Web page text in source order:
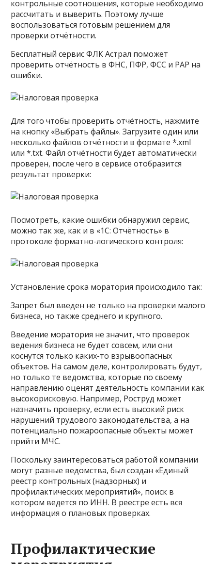
контрольные соотношения, которые необходимо
рассчитать и выверить. Поэтому лучше
воспользоваться готовым решением для
проверки отчётности.
Бесплатный сервис ФЛК Астрал поможет
проверить отчётность в ФНС, ПФР, ФСС и РАР на
ошибки.
Для того чтобы проверить отчётность, нажмите
на кнопку «Выбрать файлы». Загрузите один или
несколько файлов отчётности в формате *.xml
или *.txt. Файл отчётности будет автоматически
проверен, после чего в сервисе отобразится
результат проверки:
Посмотреть, какие ошибки обнаружил сервис,
можно так же, как и в «1С: Отчётность» в
протоколе форматно-логического контроля:
Установление срока моратория происходило так:
Запрет был введен не только на проверки малого
бизнеса, но также среднего и крупного.
Введение моратория не значит, что проверок
ведения бизнеса не будет совсем, или они
коснутся только каких-то взрывоопасных
объектов. На самом деле, контролировать будут,
но только те ведомства, которые по своему
направлению оценят деятельность компании как
высокорисковую. Например, Роструд может
назначить проверку, если есть высокий риск
нарушений трудового законодательства, а на
потенциально пожароопасные объекты может
прийти МЧС.
Поскольку заинтересоваться работой компании
могут разные ведомства, был создан «Единый
реестр контрольных (надзорных) и
профилактических мероприятий», поиск в
котором ведется по ИНН. В реестре есть вся
информация о плановых проверках.
Профилактические